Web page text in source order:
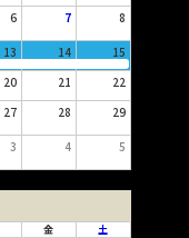
6 7 8
13 14 15
20 21 22
27 28 29
3 4 5
金 土